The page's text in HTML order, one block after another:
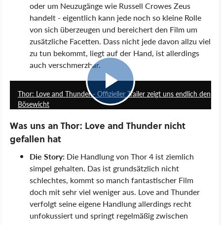
oder um Neuzugänge wie Russell Crowes Zeus
handelt - eigentlich kann jede noch so kleine Rolle
von sich überzeugen und bereichert den Film um
zusätzliche Facetten. Dass nicht jede davon allzu viel
zu tun bekommt, liegt auf der Hand, ist allerdings
auch verschmerzbar.
Thor: Love and Thunder - Offizieller Trailer zeigt uns endlich den
Bösewicht
Was uns an Thor: Love and Thunder nicht
gefallen hat
Die Story: Die Handlung von Thor 4 ist ziemlich
simpel gehalten. Das ist grundsätzlich nicht
schlechtes, kommt so manch fantastischer Film
doch mit sehr viel weniger aus. Love and Thunder
verfolgt seine eigene Handlung allerdings recht
unfokussiert und springt regelmäßig zwischen